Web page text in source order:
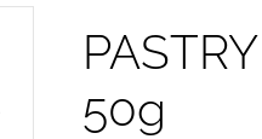
50g